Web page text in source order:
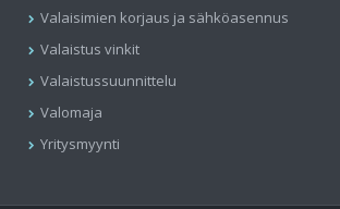
Valaisimien korjaus ja sähköasennus
Valaistus vinkit
Valaistussuunnittelu
Valomaja
Yritysmyynti